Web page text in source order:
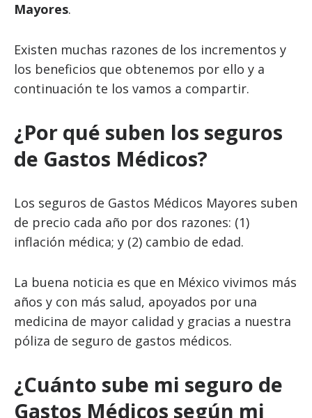
Mayores.
Existen muchas razones de los incrementos y
los beneficios que obtenemos por ello y a
continuación te los vamos a compartir.
¿Por qué suben los seguros
de Gastos Médicos?
Los seguros de Gastos Médicos Mayores suben
de precio cada año por dos razones: (1)
inflación médica; y (2) cambio de edad.
La buena noticia es que en México vivimos más
años y con más salud, apoyados por una
medicina de mayor calidad y gracias a nuestra
póliza de seguro de gastos médicos.
¿Cuánto sube mi seguro de
Gastos Médicos según mi